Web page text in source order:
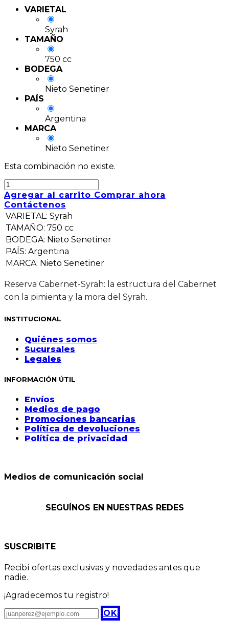
VARIETAL
Syrah
TAMAÑO
750 cc
BODEGA
Nieto Senetiner
PAÍS
Argentina
MARCA
Nieto Senetiner
Esta combinación no existe.
Agregar al carrito Comprar ahora
Contáctenos
VARIETAL: Syrah
TAMAÑO: 750 cc
BODEGA: Nieto Senetiner
PAÍS: Argentina
MARCA: Nieto Senetiner
Reserva Cabernet-Syrah: la estructura del Cabernet
con la pimienta y la mora del Syrah.
INSTITUCIONAL
Quiénes somos
Sucursales
Legales
INFORMACIÓN ÚTIL
Envíos
Medios de pago
Promociones bancarias
Política de devoluciones
Política de privacidad
Medios de comunicación social
SEGUÍNOS EN NUESTRAS REDES
SUSCRIBITE
Recibí ofertas exclusivas y novedades antes que
nadie.
¡Agradecemos tu registro!
OK